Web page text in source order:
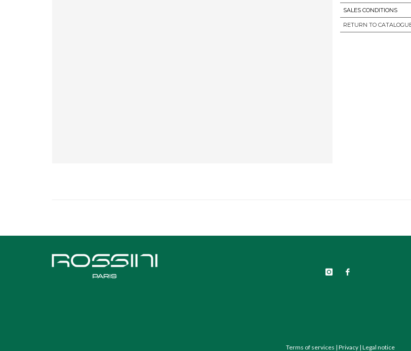
SALES CONDITIONS
RETURN TO
Terms of services | Privacy| Legal notice